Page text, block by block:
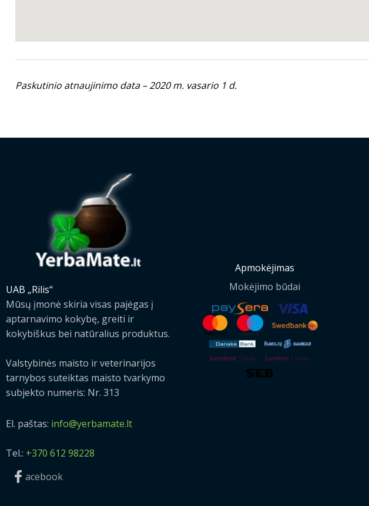
Paskutinio atnaujinimo data – 2020 m. vasario 1 d.
UAB „Rilis“
Mūsų įmonė skiria visas pajėgas į
aptarnavimo kokybę, greiti ir
kokybiškus bei natūralius produktus.
Valstybinės maisto ir veterinarijos
tarnybos suteiktas maisto tvarkymo
subjekto numeris: Nr. 313
El. paštas: info@yerbamate.lt
Tel.: +370 612 98228
acebook
Apmokėjimas
Mokėjimo būdai